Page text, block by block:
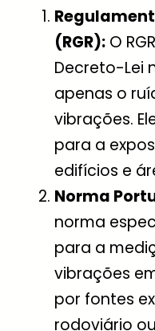
(RGR): O
Decreto-Lei
apenas o
vibrações.
para a
edifícios e
Norma
norma
para a
vibrações
por fontes
rodoviário